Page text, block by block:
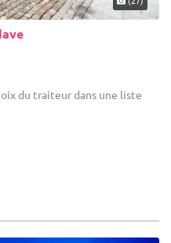
du traiteur dans une liste